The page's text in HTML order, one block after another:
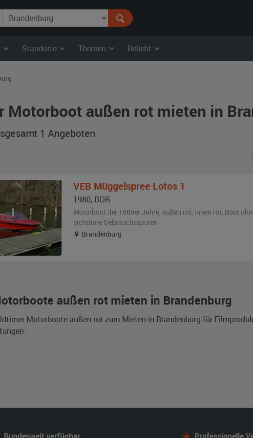
Standorte Themen Beliebt
Motorboot außen rot mieten in
1 Angeboten
außen rot mieten in Brandenburg
Motorboote außen rot zum Mieten in Brandenburg für
VEB Müggelspree Lotos 1
1980, DDR
Motorboot der 1980er Jahre, außen rot, innen rot, Boot
sichtbare Gebrauchsspuren
Brandenburg